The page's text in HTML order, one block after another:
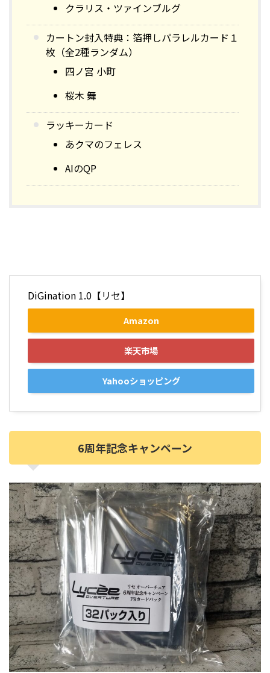
クラリス・ツァインブルグ
カートン封入特典：箔押しパラレルカード１
枚（全2種ランダム）
四ノ宮 小町
桜木 舞
ラッキーカード
あクマのフェレス
AIのQP
DiGination 1.0【リセ】
Amazon
楽天市場
Yahooショッピング
6周年記念キャンペーン